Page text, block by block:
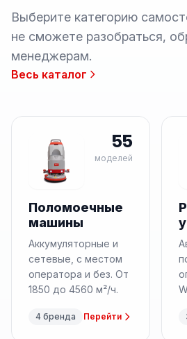
Выберите категорию
не сможете разобраться,
менеджерам.
Весь каталог
55
моделей
Поломоечные
машины
Аккумуляторные и
сетевые, с местом
оператора и без. От
1850 до 4560 м²/ч.
4 бренда Перейти